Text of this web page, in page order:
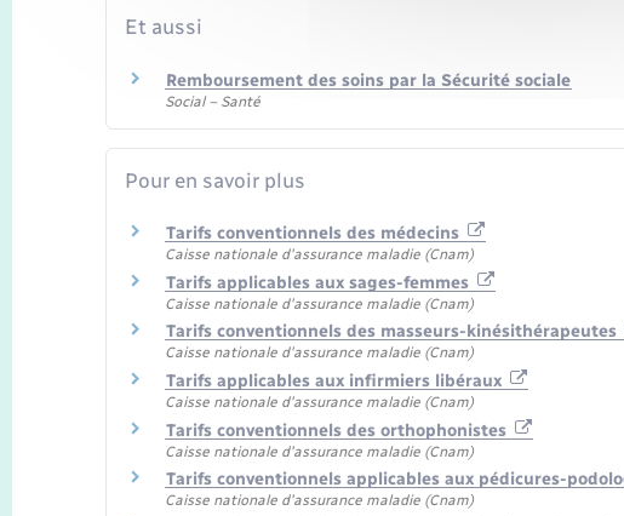
Et aussi
Remboursement des soins par la Sécurité sociale
Social – Santé
Pour en savoir plus
Tarifs conventionnels des médecins
Caisse nationale d'assurance maladie (Cnam)
Tarifs applicables aux sages-femmes
Caisse nationale d'assurance maladie (Cnam)
Tarifs conventionnels des masseurs-kinésithérapeutes
Caisse nationale d'assurance maladie (Cnam)
Tarifs applicables aux infirmiers libéraux
Caisse nationale d'assurance maladie (Cnam)
Tarifs conventionnels des orthophonistes
Caisse nationale d'assurance maladie (Cnam)
Tarifs conventionnels applicables aux pédicures-
Caisse nationale d'assurance maladie (Cnam)